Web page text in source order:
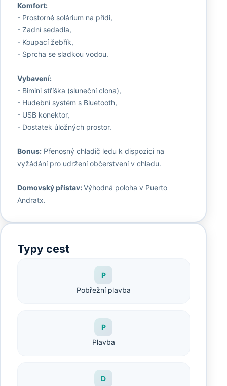
Komfort:
- Prostorné solárium na přídi,
- Zadní sedadla,
- Koupací žebřík,
- Sprcha se sladkou vodou.
Vybavení:
- Bimini stříška (sluneční clona),
- Hudební systém s Bluetooth,
- USB konektor,
- Dostatek úložných prostor.
Bonus:Přenosný chladič ledu k dispozici na
vyžádání pro udržení občerstvení v chladu.
Domovský přístav:Výhodná poloha v Puerto
Andratx.
Typy cest
P
Pobřežní plavba
P
Plavba
D